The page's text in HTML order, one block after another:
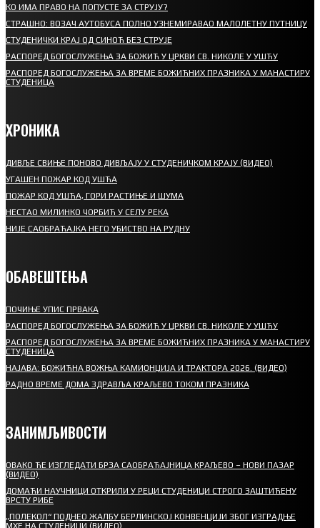
КО ИМА ПРАВО НА ПОПУСТЕ ЗА СТРУЈУ?
СТРАШНО: ВОЗАЧ АУТОБУСА ПОЛНО УЗНЕМИРАВАО МАЛОЛЕТНУ ПУТНИЦУ
СТУДЕНИЧКИ КРАЈ ОД СИНОЋ БЕЗ СТРУЈЕ
РАСПОРЕД БОГОСЛУЖЕЊА ЗА БОЖИЋ У ЦРКВИ СВ. НИКОЛЕ У УШЋУ
РАСПОРЕД БОГОСЛУЖЕЊА ЗА ВРЕМЕ БОЖИЋНИХ ПРАЗНИКА У МАНАСТИРУ
СТУДЕНИЦА
ХРОНИКА
ДИВЉЕ СВИЊЕ ПОНОВО ДИВЉАЈУ У СТУДЕНИЧКОМ КРАЈУ (ВИДЕО)
УГАШЕН ПОЖАР КОД УШЋА
ПОЖАР КОД УШЋА, ГОРИ РАСТИЊЕ И ШУМА
НЕСТАО МИЛИНКО ЧОРБИЋ У СЕЛУ РЕКА
НИЈЕ САОБРАЋАЈКА НЕГО УБИСТВО НА РУДНУ
ОБАВЕШТЕЊА
ПОЧИЊЕ УПИС ПРВАКА
РАСПОРЕД БОГОСЛУЖЕЊА ЗА БОЖИЋ У ЦРКВИ СВ. НИКОЛЕ У УШЋУ
РАСПОРЕД БОГОСЛУЖЕЊА ЗА ВРЕМЕ БОЖИЋНИХ ПРАЗНИКА У МАНАСТИРУ
СТУДЕНИЦА
НАЈАВА: БОЖИЋНА ВОЖЊА КАМИОНЏИЈА И ТРАКТОРА 2026. (ВИДЕО)
РАДНО ВРЕМЕ ДОМА ЗДРАВЉА КРАЉЕВО ТОКОМ ПРАЗНИКА
ЗАНИМЉИВОСТИ
ОВАКО ЋЕ ИЗГЛЕДАТИ БРЗА САОБРАЋАЈНИЦА КРАЉЕВО – НОВИ ПАЗАР
(ВИДЕО)
ДОМАЋИ НАУЧНИЦИ ОТКРИЛИ У РЕЦИ СТУДЕНИЦИ СТРОГО ЗАШТИЋЕНУ
ВРСТУ РИБЕ
„ПОЛЕКОЛ“ ПОДНЕО ЖАЛБУ БЕРЛИНСКОЈ КОНВЕНЦИЈИ ЗБОГ ИЗГРАДЊЕ
МХЕ НА СТУДЕНИЦИ (ВИДЕО)